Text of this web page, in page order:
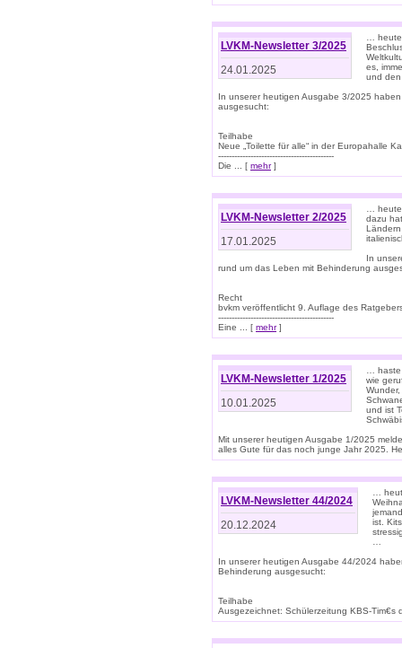
LVKM-Newsletter 3/2025
24.01.2025
…
es,
und
In unserer heutigen Ausgabe 3/2025
ausgesucht:
Teilhabe
Neue „Toilette für alle“ in der Europahalle
-------------------------------------------
Die ... [ mehr]
LVKM-Newsletter 2/2025
17.01.2025
…
dazu
In
rund um das Leben mit Behinderung
Recht
bvkm veröffentlicht 9. Auflage des
-------------------------------------------
Eine ... [ mehr]
LVKM-Newsletter 1/2025
10.01.2025
…
wie
und ist
Mit unserer heutigen Ausgabe 1/2025
alles Gute für das noch junge Jahr 2025.
LVKM-Newsletter 44/2024
20.12.2024
…
ist.
In unserer heutigen Ausgabe 44/2024
Behinderung ausgesucht:
Teilhabe
Ausgezeichnet: Schülerzeitung KBS-Tim€s